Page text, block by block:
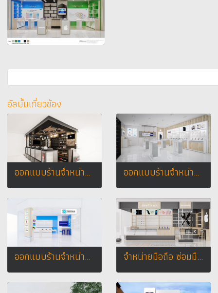
อัลบั้มเกี่ยวข้อง
ออกแบบร้านจำหน่ายมือถือ ร้าน 4 star ห้างมาบุญครอง กรุงเทพมหานคร ออกแบบร้านจำหน่ายมือถือ พงษ์เพชรโฟน เทสโก้โลตัส จ.เพชรบูรณ์
ออกแบบร้านจำหน่ายมือถือ ร้าน pp phone เทสโก้โลตัส อ. สมเด็จ จ.กาฬสินธุ์ จำหน่ายมือถือ ซ่อมมือถือ ร้าน iSmart Service